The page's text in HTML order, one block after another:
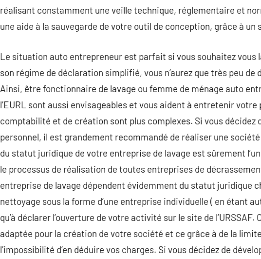
réalisant constamment une veille technique, réglementaire et
une aide à la sauvegarde de votre outil de conception, grâce à un
Le situation auto entrepreneur est parfait si vous souhaitez vous
son régime de déclaration simplifié, vous n’aurez que très peu
Ainsi, être fonctionnaire de lavage ou femme de ménage auto
l’EURL sont aussi envisageables et vous aident à entretenir
comptabilité et de création sont plus complexes. Si vous décidez
personnel, il est grandement recommandé de réaliser une
du statut juridique de votre entreprise de lavage est sûrement
le processus de réalisation de toutes entreprises de
entreprise de lavage dépendent évidemment du statut juridique
nettoyage sous la forme d’une entreprise individuelle ( en étant
qu’à déclarer l’ouverture de votre activité sur le site de
adaptée pour la création de votre société et ce grâce à de la
l’impossibilité d’en déduire vos charges. Si vous décidez de